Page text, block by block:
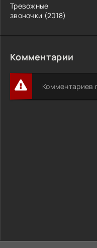
Тревожные
звоночки (2018)
Комментарии
Комментариев